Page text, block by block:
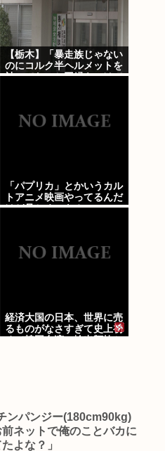
【栃木】「暴走族じゃない
のにコルク半ヘルメットを
被ってた」と因縁をつけて
「パプリカ」とかいうカル
トアニメ映画やってるんだ
けど見とくべき？
経済大国の日本、世界に売
るものがなさすぎて史上初
前ネットで俺のことバカに
よな？」